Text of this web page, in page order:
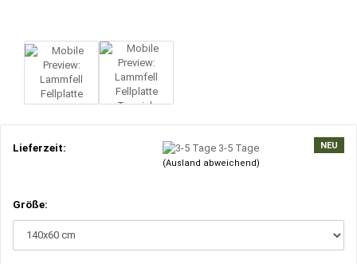
NEU
Lieferzeit: 3-5 Tage
(Ausland abweichend)
Größe: